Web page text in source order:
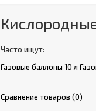
Часто ищут:
Газовые баллоны 10 л
Сравнение товаров (0)